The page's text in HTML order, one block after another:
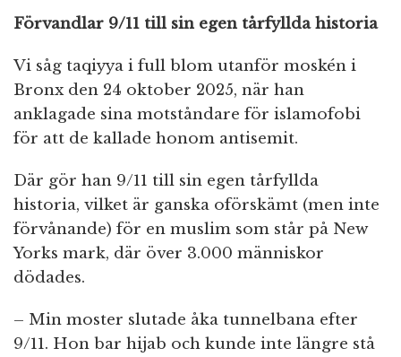
Förvandlar 9/11 till sin egen tårfyllda historia
Vi såg taqiyya i full blom utanför moskén i
Bronx den 24 oktober 2025, när han
anklagade sina motståndare för islamofobi
för att de kallade honom antisemit.
Där gör han 9/11 till sin egen tårfyllda
historia, vilket är ganska oförskämt (men inte
förvånande) för en muslim som står på New
Yorks mark, där över 3.000 människor
dödades.
– Min moster slutade åka tunnelbana efter
9/11. Hon bar hijab och kunde inte längre stå